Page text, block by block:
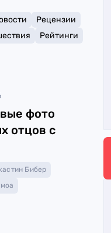
Рецензии
Рейтинги
фото
отцов с
Бибер